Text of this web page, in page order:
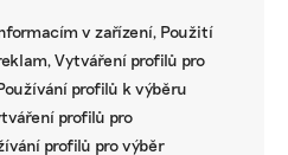
v zařízení, Použití
Vytváření profilů pro
profilů k výběru
profilů pro
profilů pro výběr